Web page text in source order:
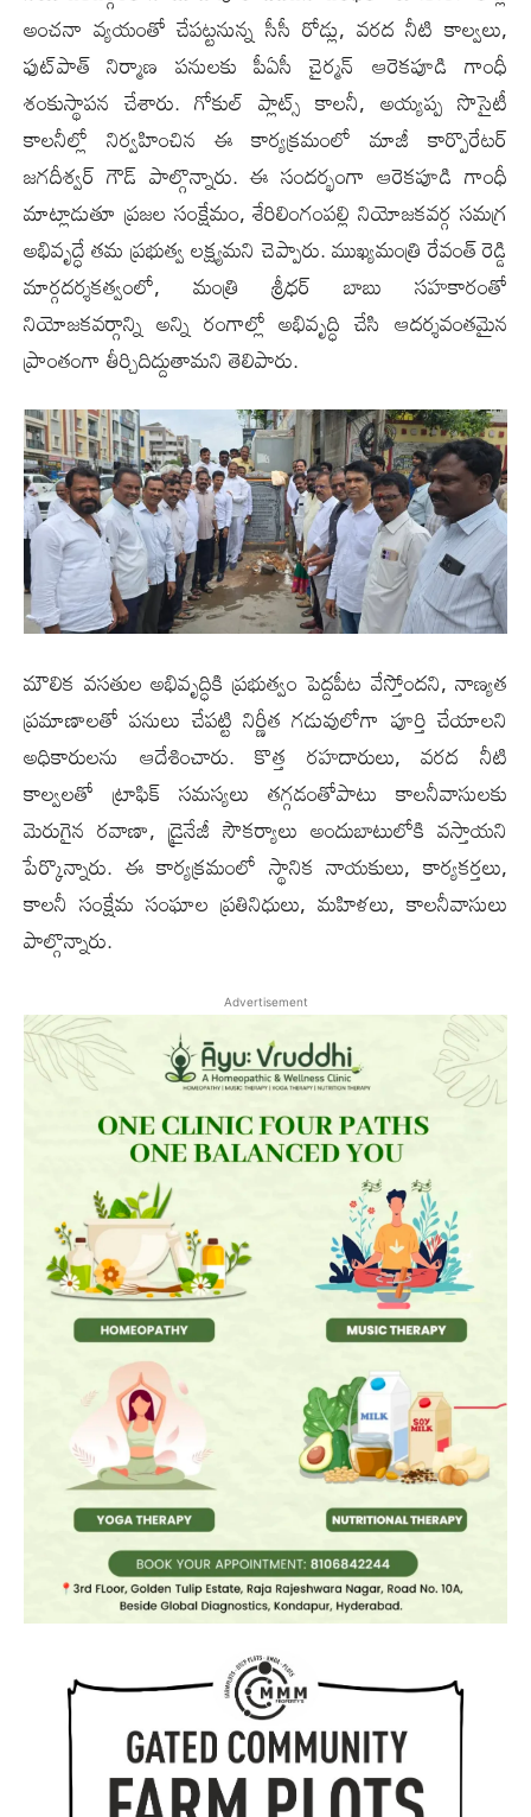
అంచనా వ్యయంతో చేపట్టనున్న సీసీ రోడ్లు, వరద నీటి కాల్వలు,
ఫుట్‌పాత్ నిర్మాణ పనులకు పీఏసీ చైర్మన్ ఆరెకపూడి గాంధీ
శంకుస్థాపన చేశారు. గోకుల్ ప్లాట్స్ కాలనీ, అయ్యప్ప సొసైటీ
కాలనీల్లో నిర్వహించిన ఈ కార్యక్రమంలో మాజీ కార్పొరేటర్
జగదీశ్వర్ గౌడ్ పాల్గొన్నారు. ఈ సందర్భంగా ఆరెకపూడి గాంధీ
మాట్లాడుతూ ప్రజల సంక్షేమం, శేరిలింగంపల్లి నియోజకవర్గ సమగ్ర
అభివృద్ధే తమ ప్రభుత్వ లక్ష్యమని చెప్పారు. ముఖ్యమంత్రి రేవంత్ రెడ్డి
మార్గదర్శకత్వంలో, మంత్రి శ్రీధర్ బాబు సహకారంతో
నియోజకవర్గాన్ని అన్ని రంగాల్లో అభివృద్ధి చేసి ఆదర్శవంతమైన
ప్రాంతంగా తీర్చిదిద్దుతామని తెలిపారు.
మౌలిక వసతుల అభివృద్ధికి ప్రభుత్వం పెద్దపీట వేస్తోందని, నాణ్యత
ప్రమాణాలతో పనులు చేపట్టి నిర్ణీత గడువులోగా పూర్తి చేయాలని
అధికారులను ఆదేశించారు. కొత్త రహదారులు, వరద నీటి
కాల్వలతో ట్రాఫిక్ సమస్యలు తగ్గడంతోపాటు కాలనీవాసులకు
మెరుగైన రవాణా, డ్రైనేజీ సౌకర్యాలు అందుబాటులోకి వస్తాయని
పేర్కొన్నారు. ఈ కార్యక్రమంలో స్థానిక నాయకులు, కార్యకర్తలు,
కాలనీ సంక్షేమ సంఘాల ప్రతినిధులు, మహిళలు, కాలనీవాసులు
పాల్గొన్నారు.
Advertisement